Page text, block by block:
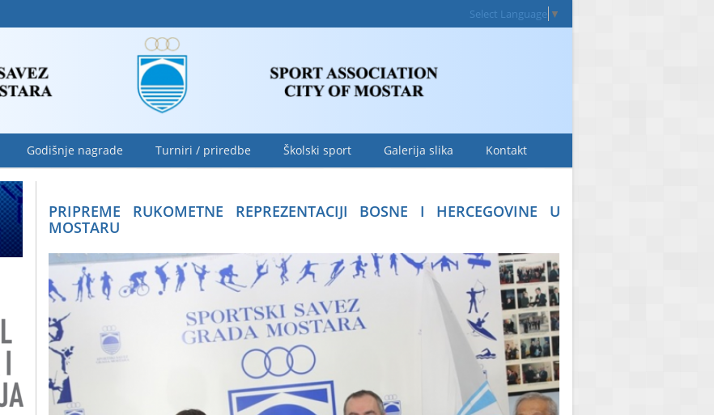
Select Language ▼
Godišnje nagrade Turniri / priredbe Školski sport Galerija slika Kontakt
PRIPREME RUKOMETNE REPREZENTACIJI BOSNE I HERCEGOVINE U
MOSTARU